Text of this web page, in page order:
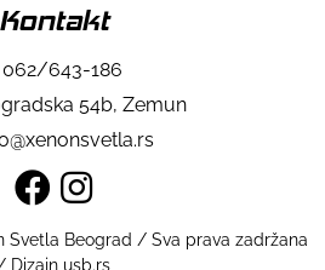
Kontakt
062/643-186
54b, Zemun
Beograd / Sva prava zadržana
Dizajn usb.rs